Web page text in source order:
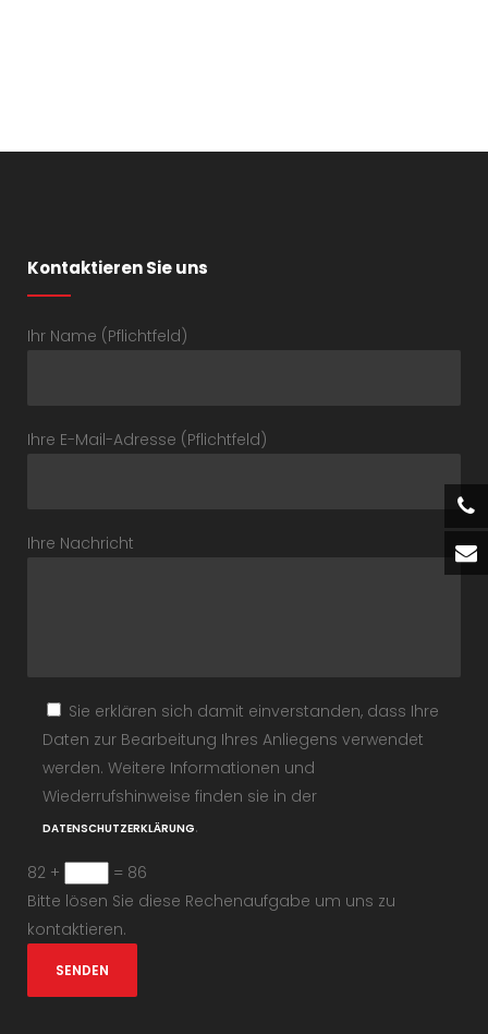
Kontaktieren Sie uns
Ihr Name (Pflichtfeld)
Ihre E-Mail-Adresse (Pflichtfeld)
Ihre Nachricht
Sie erklären sich damit einverstanden, dass Ihre
Daten zur Bearbeitung Ihres Anliegens verwendet
werden. Weitere Informationen und
Wiederrufshinweise finden sie in der
DATENSCHUTZERKLÄRUNG.
82 +
= 86
Bitte lösen Sie diese Rechenaufgabe um uns zu
kontaktieren.